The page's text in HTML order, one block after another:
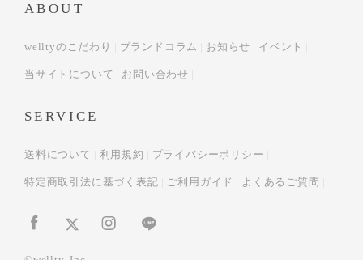
ABOUT
welltyのこだわり ブランドコラム お知らせ イベント
当サイトについて お問い合わせ
SERVICE
送料について 利用規約 プライバシーポリシー
特定商取引法に基づく表記 ご利用ガイド よくあるご質問